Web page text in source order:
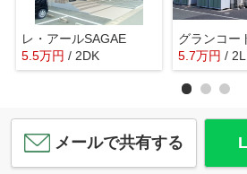
レ・アールSAGAE
5.5万円 / 2DK
グランコー
5.7万円 /
メールで共有する